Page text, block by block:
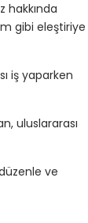
hakkında
gibi eleştiriye
iş yaparken
uluslararası
ve